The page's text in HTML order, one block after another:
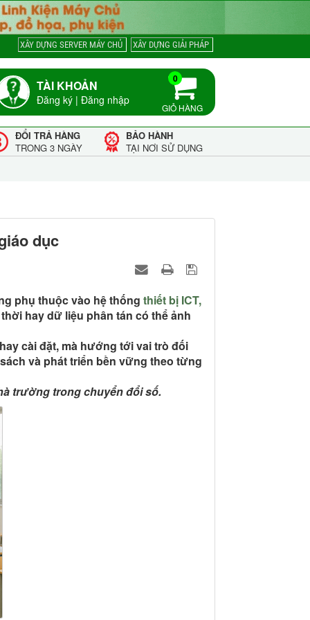
XÂY DỰNG SERVER MÁY CHỦ XÂY DỰNG GIẢI PHÁP
TÀI KHOẢN
Đăng ký | Đăng nhập
0
GIỎ HÀNG
ĐỔI TRẢ HÀNG
TRONG 3 NGÀY
BẢO HÀNH
TẠI NƠI SỬ DỤNG
dục
phụ thuộc vào hệ thống thiết bị ICT,
hay dữ liệu phân tán có thể ảnh
cài đặt, mà hướng tới vai trò đối
và phát triển bền vững theo từng
trường trong chuyển đổi số.